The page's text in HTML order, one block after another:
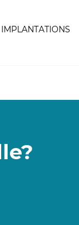
IMPLANTATIONS